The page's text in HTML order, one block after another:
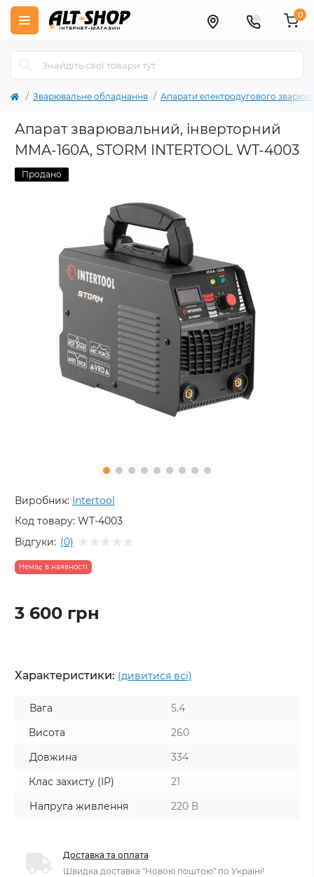
0
Зварювальне обладнання Апарати електродугового
Апарат зварювальний, інверторний
MMA-160A, STORM INTERTOOL WT-4003
Продано
Виробник: Intertool
Код товару: WT-4003
Відгуки: (0)
Немає в наявності
3 600 грн
Характеристики: (дивитися всі)
Вага
5.4
Висота
260
Довжина
334
Клас захисту (ІР)
21
Напруга живлення
220 В
Доставка та оплата
Швидка доставка "Новою поштою" по Україні!